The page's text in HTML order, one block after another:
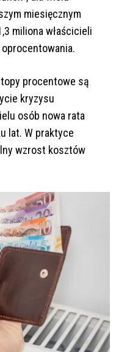
miesięcznym
miliona właścicieli
procentowe są
kryzysu
osób nowa rata
lat. W praktyce
wzrost kosztów